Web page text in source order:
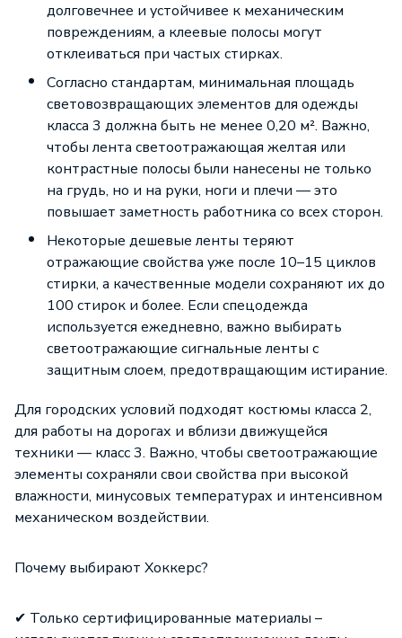
долговечнее и устойчивее к механическим
повреждениям, а клеевые полосы могут
отклеиваться при частых стирках.
Согласно стандартам, минимальная площадь
световозвращающих элементов для одежды
класса 3 должна быть не менее 0,20 м². Важно,
чтобы лента светоотражающая желтая или
контрастные полосы были нанесены не только
на грудь, но и на руки, ноги и плечи — это
повышает заметность работника со всех сторон.
Некоторые дешевые ленты теряют
отражающие свойства уже после 10–15 циклов
стирки, а качественные модели сохраняют их до
100 стирок и более. Если спецодежда
используется ежедневно, важно выбирать
светоотражающие сигнальные ленты с
защитным слоем, предотвращающим истирание.
Для городских условий подходят костюмы класса 2,
для работы на дорогах и вблизи движущейся
техники — класс 3. Важно, чтобы светоотражающие
элементы сохраняли свои свойства при высокой
влажности, минусовых температурах и интенсивном
механическом воздействии.
Почему выбирают Хоккерс?
✔ Только сертифицированные материалы –